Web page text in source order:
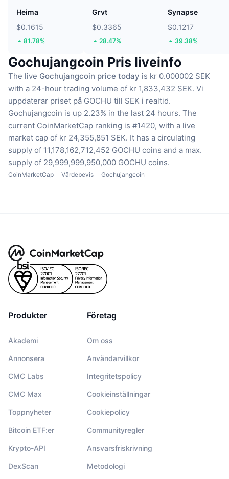
Heima
$0.1615
81.78%
Grvt
$0.3365
28.47%
Synapse
$0.1217
39.38%
Gochujangcoin Pris liveinfo
The live Gochujangcoin price today is kr 0.000002 SEK
with a 24-hour trading volume of kr 1,833,432 SEK. Vi
uppdaterar priset på GOCHU till SEK i realtid.
Gochujangcoin is up 2.23% in the last 24 hours. The
current CoinMarketCap ranking is #1420, with a live
market cap of kr 24,355,851 SEK. It has a circulating
supply of 11,178,162,712,452 GOCHU coins and a max.
supply of 29,999,999,950,000 GOCHU coins.
CoinMarketCap Värdebevis Gochujangcoin
Produkter
Akademi
Annonsera
CMC Labs
CMC Max
Toppnyheter
Bitcoin ETF:er
Krypto-API
DexScan
Företag
Om oss
Användarvillkor
Integritetspolicy
Cookieinställningar
Cookiepolicy
Communityregler
Ansvarsfriskrivning
Metodologi